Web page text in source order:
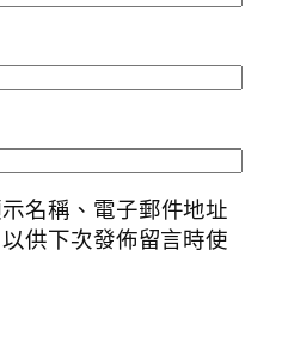
名稱、電子郵件地址
供下次發佈留言時使